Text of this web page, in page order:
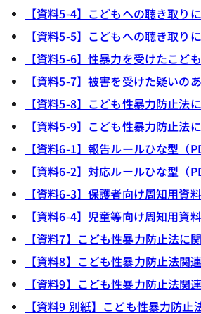
【資料5-4】こどもへの聴き取り
【資料5-5】こどもへの聴き取り
【資料5-6】性暴力を受けたこど
【資料5-7】被害を受けた疑いの
【資料5-8】こども性暴力防止法
【資料5-9】こども性暴力防止
【資料6-1】報告ルールひな型（
【資料6-2】対応ルールひな型（
【資料6-3】保護者向け周知用資
【資料6-4】児童等向け周知用資
【資料7】こども性暴力防止法に
【資料8】こども性暴力防止法関
【資料9】こども性暴力防止法関
【資料9 別紙】こども性暴力防